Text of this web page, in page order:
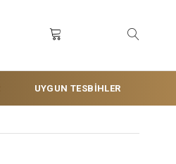
UYGUN TESBİHLER